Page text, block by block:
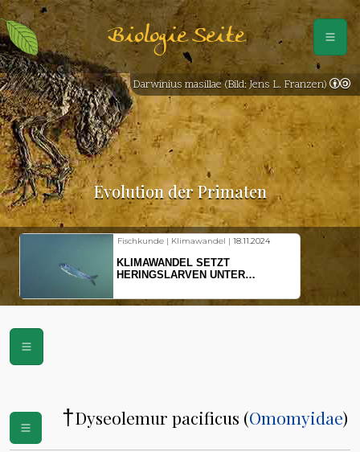
Biologie Seite
Evolution der Primaten
Fischkunde | Klimawandel | 18.11.2024
KLIMAWANDEL SETZT
HERINGSLARVEN UNTER
Darwinius masillae (Bild: Jens L. Franzen)
†Dyseolemur pacificus (Omomyidae)